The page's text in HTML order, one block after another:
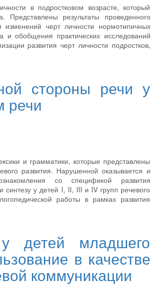
в подростковом возрасте, который
результаты проведенного
изменений черт личности нормотипичных
и обобщения практических исследований
развития черт личности подростков,
стороны речи у
речи
и грамматики, которые представлены
развития. Нарушенной оказывается и
со спецификой развития
синтезу у детей I, II, III и IV групп речевого
работы в рамках развития
детей младшего
в качестве
коммуникации